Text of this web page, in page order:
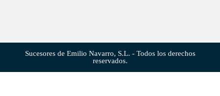
Sucesores de Emilio Navarro, S.L. - Todos los derechos
reservados.